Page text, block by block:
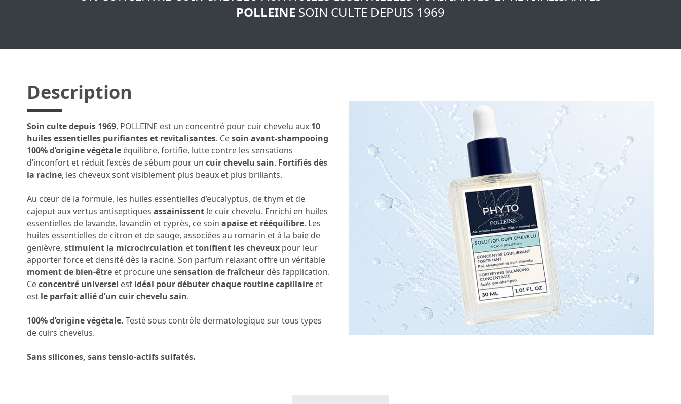
POLLEINE SOIN CULTE DEPUIS 1969
Description
Soin culte depuis 1969, POLLEINE est un concentré pour cuir chevelu aux 10
huiles essentielles purifiantes et revitalisantes. Cesoin avant-shampooing
100% d’origine végétale équilibre, fortifie, lutte contre les sensations
d’inconfort et réduit l’excès de sébum pour un cuir chevelu sain. Fortifiés dès
la racine, les cheveux sont visiblement plus beaux et plus brillants.
Au cœur de la formule, les huiles essentielles d’eucalyptus, de thym et de
cajeput aux vertus antiseptiques assainissent le cuir chevelu. Enrichi en huiles
essentielles de lavande, lavandin et cyprès, ce soin apaise et rééquilibre. Les
huiles essentielles de citron et de sauge, associées au romarin et à la baie de
genièvre, stimulent la microcirculation ettonifient les cheveux pour leur
apporter force et densité dès la racine. Son parfum relaxant offre un véritable
moment de bien-être et procure unesensation de fraîcheur dès l’application.
Ceconcentré universel est idéal pour débuter chaque routine capillaire et
est le parfait allié d’un cuir chevelu sain.
100% d’origine végétale. Testé sous contrôle dermatologique sur tous types
de cuirs chevelus.
Sans silicones, sans tensio-actifs sulfatés.